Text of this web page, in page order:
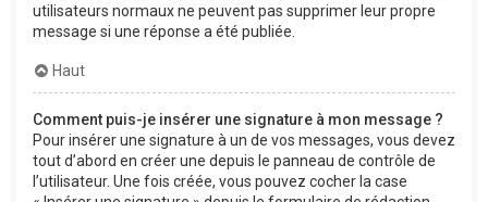
utilisateurs normaux ne peuvent pas supprimer leur propre
message si une réponse a été publiée.
Haut
Comment puis-je insérer une signature à mon message ?
Pour insérer une signature à un de vos messages, vous devez
tout d’abord en créer une depuis le panneau de contrôle de
l’utilisateur. Une fois créée, vous pouvez cocher la case